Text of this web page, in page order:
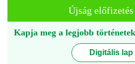
Újság előfizetés
Kapja meg a legjobb
Digitális lap